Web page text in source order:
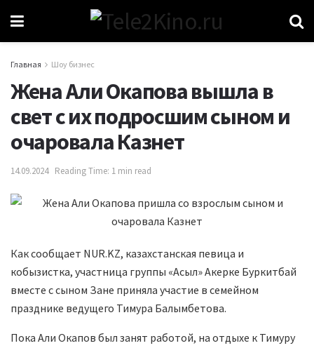
Главная Шоу бизнес
Жена Али Окапова вышла в
свет с их подросшим сыном и
очаровала Казнет
14.09.2024 Reading Time: 1 min read
Как сообщает NUR.KZ, казахстанская певица и
кобызистка, участница группы «Асыл» Акерке Буркитбай
вместе с сыном Зане приняла участие в семейном
празднике ведущего Тимура Балымбетова.
Пока Али Окапов был занят работой, на отдыхе к Тимуру